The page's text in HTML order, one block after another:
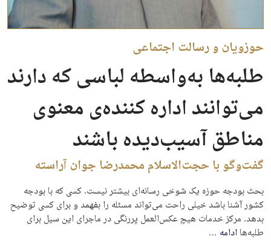
حوزویان و رسالت اجتماعی
طلبه‌ها به‌واسطه لباسی که دارند
می‌توانند اداره کننده‌ی معنوی
مناطق آسیب‌دیده باشند
گفت‌وگو با حجت‌الاسلام محمدرضا جوان آراسته
بحث بودجه‌ حوزه یک شوخی رسانه‌ای بیشتر نیست. کسی که با بودجه
کشور آشنا باشد خیلی راحت می‌تواند مسئله را بفهمد و برای کسی توضیح
بدهد. مرکز خدمات هیچ عکس‌العمل پررنگی در ماجرای این سیل برای
طلبه‌هاادامه …